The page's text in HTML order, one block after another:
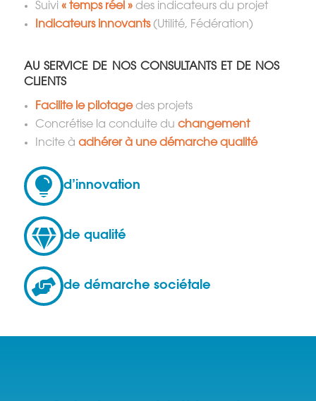
Suivi« temps réel » des indicateurs du projet
Indicateurs innovants(Utilité, Fédération)
AU SERVICE DE NOS CONSULTANTS ET DE NOS
CLIENTS
Facilite le pilotagedes projets
Concrétise la conduite duchangement
Incite àadhérer à une démarche qualité
 d’innovation
 de qualité
 de démarche sociétale